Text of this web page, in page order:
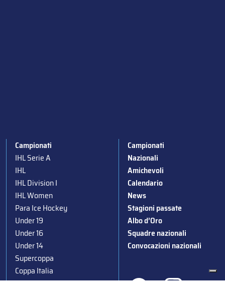
Campionati
IHL Serie A
IHL
IHL Division I
IHL Women
Para Ice Hockey
Under 19
Under 16
Under 14
Supercoppa
Coppa Italia
Campionati
Nazionali
Amichevoli
Calendario
News
Stagioni passate
Albo d’Oro
Squadre nazionali
Convocazioni nazionali